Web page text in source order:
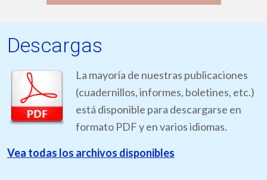
Descargas
La mayoría de nuestras publicaciones
(cuadernillos, informes, boletines, etc.)
está disponible para descargarse en
formato PDF y en varios idiomas.
Vea todas los archivos disponibles